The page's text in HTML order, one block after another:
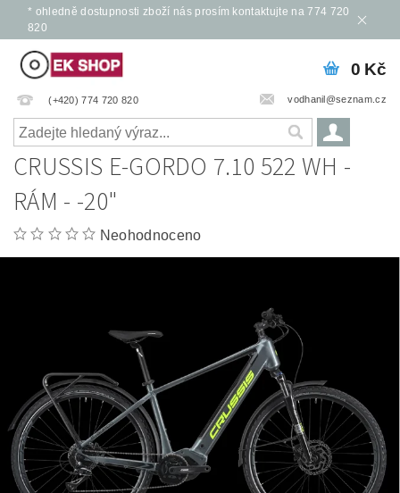
* ohledně dostupnosti zboží nás prosím kontaktujte na 774 720
820
(+420) 774 720 820 vodhanil@seznam.cz
0 Kč
CRUSSIS E-GORDO 7.10 522 WH -
RÁM - -20"
Neohodnoceno